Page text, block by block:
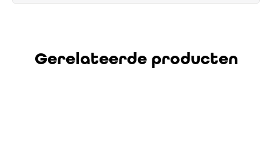
Gerelateerde producten